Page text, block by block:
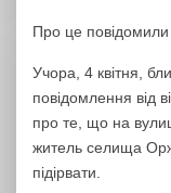
Про це повідомили
Учора, 4 квітня,
повідомлення від
про те, що на
житель селища
підірвати.